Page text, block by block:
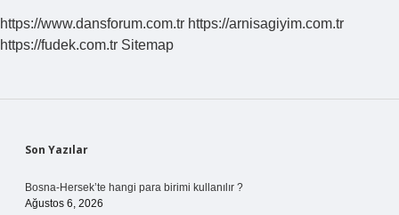
https://www.dansforum.com.tr https://arnisagiyim.com.tr
https://fudek.com.tr Sitemap
Sidebar
Son Yazılar
Bosna-Hersek’te hangi para birimi kullanılır ?
Ağustos 6, 2026